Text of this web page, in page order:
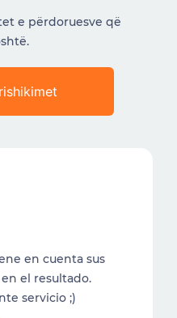
e përdoruesve që
en cuenta sus
el resultado.
servicio ;)